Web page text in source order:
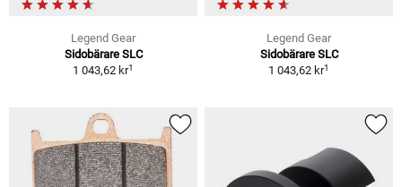
Legend Gear
Sidobärare SLC
1 043,62 kr1
Legend Gear
Sidobärare SLC
1 043,62 kr1